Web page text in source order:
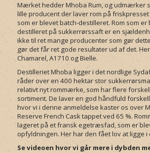
Mærket hedder Mhoba Rum, og udmærker
lille producent der laver rom på
som er blevet batch-destilleret. Rom som er
destilleret på sukkerrørssaft er en
ikke til ret mange producenter som gør
gør det får ret gode resultater ud af det.
Chamarel, A1710 og Bielle.
Destilleriet Mhoba ligger i det nordlige
råder over en 400 hektar stor
relativt nyt rommærke, som har flere
sortiment. De laver en god håndfuld
hvor vi i denne anmeldelse kaster os over
Reserve French Cask tappet ved 65 %.
lageret på et fransk egetræsfad, som er
opfyldningen. Her har den fået lov at ligge i
Se videoen hvor vi går mere i dybden